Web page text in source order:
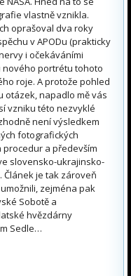
vlastně vznikla.
oprašoval dva roky
v APODu (prakticky
i očekáváními
portrétu tohoto
roje. A protože pohled
otázek, napadlo mě vás
vzniku této nezvyklé
není výsledkem
fotografických
procedur a především
slovensko-ukrajinsko-
je tak zároveň
zejména pak
Sobotě a
hvězdárny
Sedle…